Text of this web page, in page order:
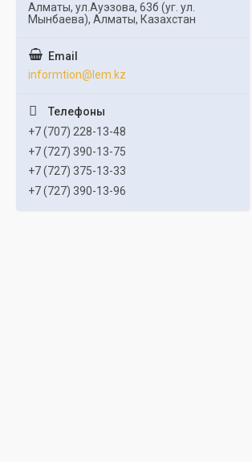
Алматы, ул.Ауэзова, 63б (уг. ул.
Мынбаева), Алматы, Казахстан
informtion@lem.kz
+7 (707) 228-13-48
+7 (727) 390-13-75
+7 (727) 375-13-33
+7 (727) 390-13-96